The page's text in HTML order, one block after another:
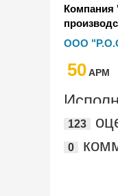
Компания
“1С:ERP.
ООО
50AРМ
123
0